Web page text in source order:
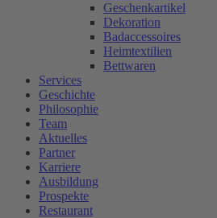
Geschenkartikel
Dekoration
Badaccessoires
Heimtextilien
Bettwaren
Services
Geschichte
Philosophie
Team
Aktuelles
Partner
Karriere
Ausbildung
Prospekte
Restaurant